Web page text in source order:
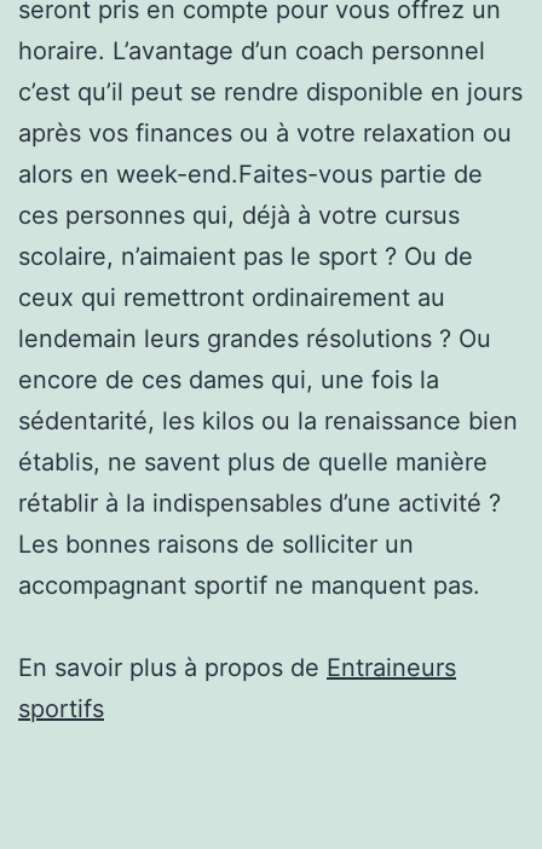
seront pris en compte pour vous offrez un
horaire. L’avantage d’un coach personnel
c’est qu’il peut se rendre disponible en jours
après vos finances ou à votre relaxation ou
alors en week-end.Faites-vous partie de
ces personnes qui, déjà à votre cursus
scolaire, n’aimaient pas le sport ? Ou de
ceux qui remettront ordinairement au
lendemain leurs grandes résolutions ? Ou
encore de ces dames qui, une fois la
sédentarité, les kilos ou la renaissance bien
établis, ne savent plus de quelle manière
rétablir à la indispensables d’une activité ?
Les bonnes raisons de solliciter un
accompagnant sportif ne manquent pas.
En savoir plus à propos de Entraineurs
sportifs